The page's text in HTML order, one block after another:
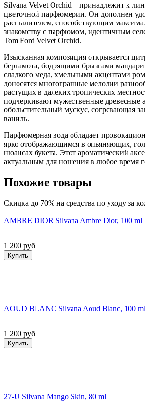
Silvana Velvet Orchid – принадлежит к
цветочной парфюмерии. Он дополнен
распылителем, способствующим
знакомству с парфюмом, идентичным
Tom Ford Velvet Orchid.
Изысканная композиция открывается
бергамота, бодрящими брызгами
сладкого меда, хмельными акцентами
доносятся многогранные мелодии
растущих в далеких тропических
подчеркивают мужественные древесные
обольстительный мускус, согревающая
ваниль.
Парфюмерная вода обладает
ярко отображающимся в опьяняющих,
нюансах букета. Этот ароматический
актуальным для ношения в любое время
Похожие товары
Скидка до 70% на средства по уходу за
AMBRE DIOR Silvana Ambre Dior, 100 ml
1 200 руб.
Купить
AOUD BLANC Silvana Aoud Blanc, 100 ml
1 200 руб.
Купить
27-U Silvana Mango Skin, 80 ml